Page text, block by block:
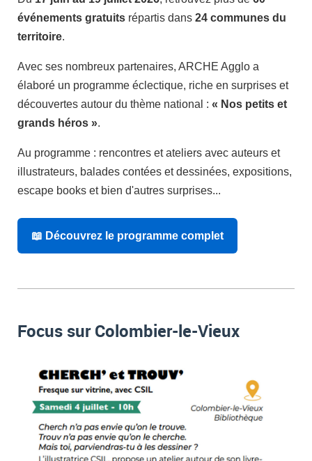
événements gratuits répartis dans 24 communes du
territoire.
Avec ses nombreux partenaires, ARCHE Agglo a
élaboré un programme éclectique, riche en surprises et
découvertes autour du thème national : « Nos petits et
grands héros ».
Au programme : rencontres et ateliers avec auteurs et
illustrateurs, balades contées et dessinées, expositions,
escape books et bien d'autres surprises...
📖 Découvrez le programme complet
Focus sur Colombier-le-Vieux